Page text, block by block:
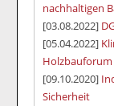
nachhaltigen
[03.08.2022]
[05.04.2022]
[09.10.2020]
Sicherheit